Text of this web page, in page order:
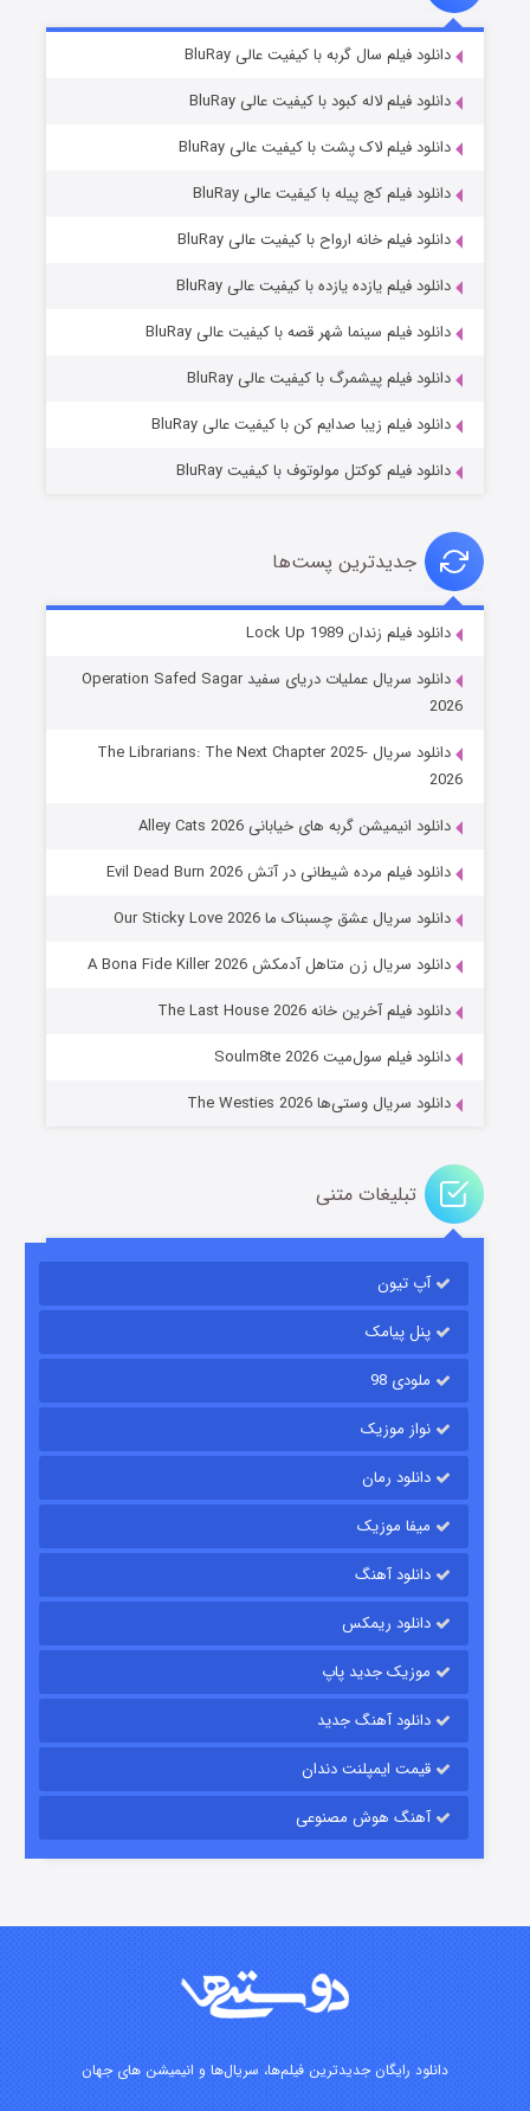
قسمت۶ (زیرنویس) منتشر شد
شوهر
عملیات آپارتمان
قسمت۲ (زیرنویس) منتشر شد
مردگان متحرک: شهر مرده ۳
قسمت
شوگر فصل ۲
دانلود فیلم سال گربه با کیفیت عالی BluRay
دانلود فیلم لاله کبود با کیفیت عالی BluRay
دانلود فیلم لاک پشت با کیفیت عالی BluRay
دانلود فیلم کج‌ پیله با کیفیت عالی BluRay
دانلود فیلم خانه ارواح با کیفیت عالی BluRay
دانلود فیلم یازده یازده با کیفیت عالی BluRay
دانلود فیلم سینما شهر قصه با کیفیت عالی BluRay
دانلود فیلم پیشمرگ با کیفیت عالی BluRay
دانلود فیلم زیبا صدایم کن با کیفیت عالی BluRay
دانلود فیلم کوکتل مولوتوف با کیفیت BluRay
جدیدترین پست‌ها
دانلود فیلم زندان Lock Up 1989
دانلود سریال عملیات دریای سفید Operation Safed Sagar
2026
دانلود سریال The Librarians: The Next Chapter 2025-
2026
دانلود انیمیشن گربه های خیابانی Alley Cats 2026
دانلود فیلم مرده شیطانی در آتش Evil Dead Burn 2026
دانلود سریال عشق چسبناک ما Our Sticky Love 2026
دانلود سریال زن متاهل آدمکش A Bona Fide Killer 2026
دانلود فیلم آخرین خانه The Last House 2026
دانلود فیلم سول‌میت Soulm8te 2026
دانلود سریال وستی‌ها The Westies 2026
تبلیغات متنی
آپ تیون
پنل پیامک
ملودی 98
نواز موزیک
دانلود رمان
میفا موزیک
دانلود آهنگ
دانلود ریمکس
موزیک جدید پاپ
دانلود آهنگ جدید
قیمت ایمپلنت دندان
آهنگ هوش مصنوعی
دانلود رایگان جدیدترین فیلم‌ها، سریال‌ها و انیمیشن های جهان